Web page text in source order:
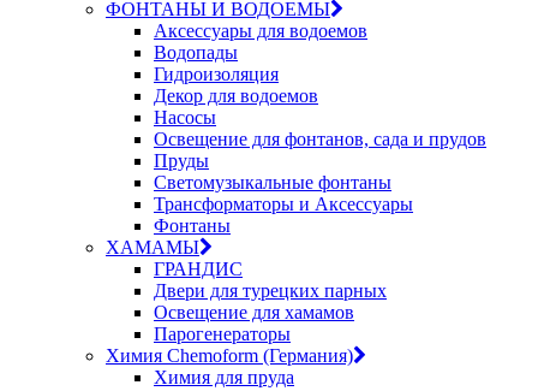
ФОНТАНЫ И ВОДОЕМЫ
Аксессуары для водоемов
Водопады
Гидроизоляция
Декор для водоемов
Насосы
Освещение для фонтанов, сада и прудов
Пруды
Светомузыкальные фонтаны
Трансформаторы и Аксессуары
Фонтаны
ХАМАМЫ
ГРАНДИС
Двери для турецких парных
Освещение для хамамов
Парогенераторы
Химия Chemoform (Германия)
Химия для пруда